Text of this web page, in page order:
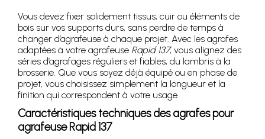
Vous devez fixer solidement tissus, cuir ou éléments de
bois sur vos supports durs, sans perdre de temps à
changer d’agrafeuse à chaque projet. Avec les agrafes
adaptées à votre agrafeuse Rapid 137, vous alignez des
séries d’agrafages réguliers et fiables, du lambris à la
brosserie. Que vous soyez déjà équipé ou en phase de
projet, vous choisissez simplement la longueur et la
finition qui correspondent à votre usage.
Caractéristiques techniques des agrafes pour
agrafeuse Rapid 137